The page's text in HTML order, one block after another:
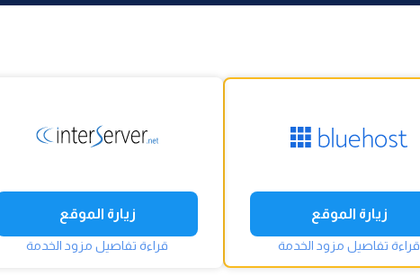
زيارة الموقع
قراءة تفاصيل مزود الخدمة
زيارة الموقع
قراءة تفاصيل مزود الخدمة